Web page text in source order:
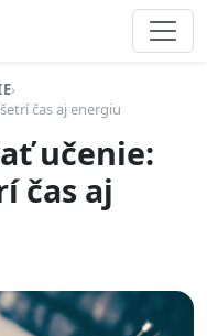
›
čas aj energiu
učenie:
čas aj